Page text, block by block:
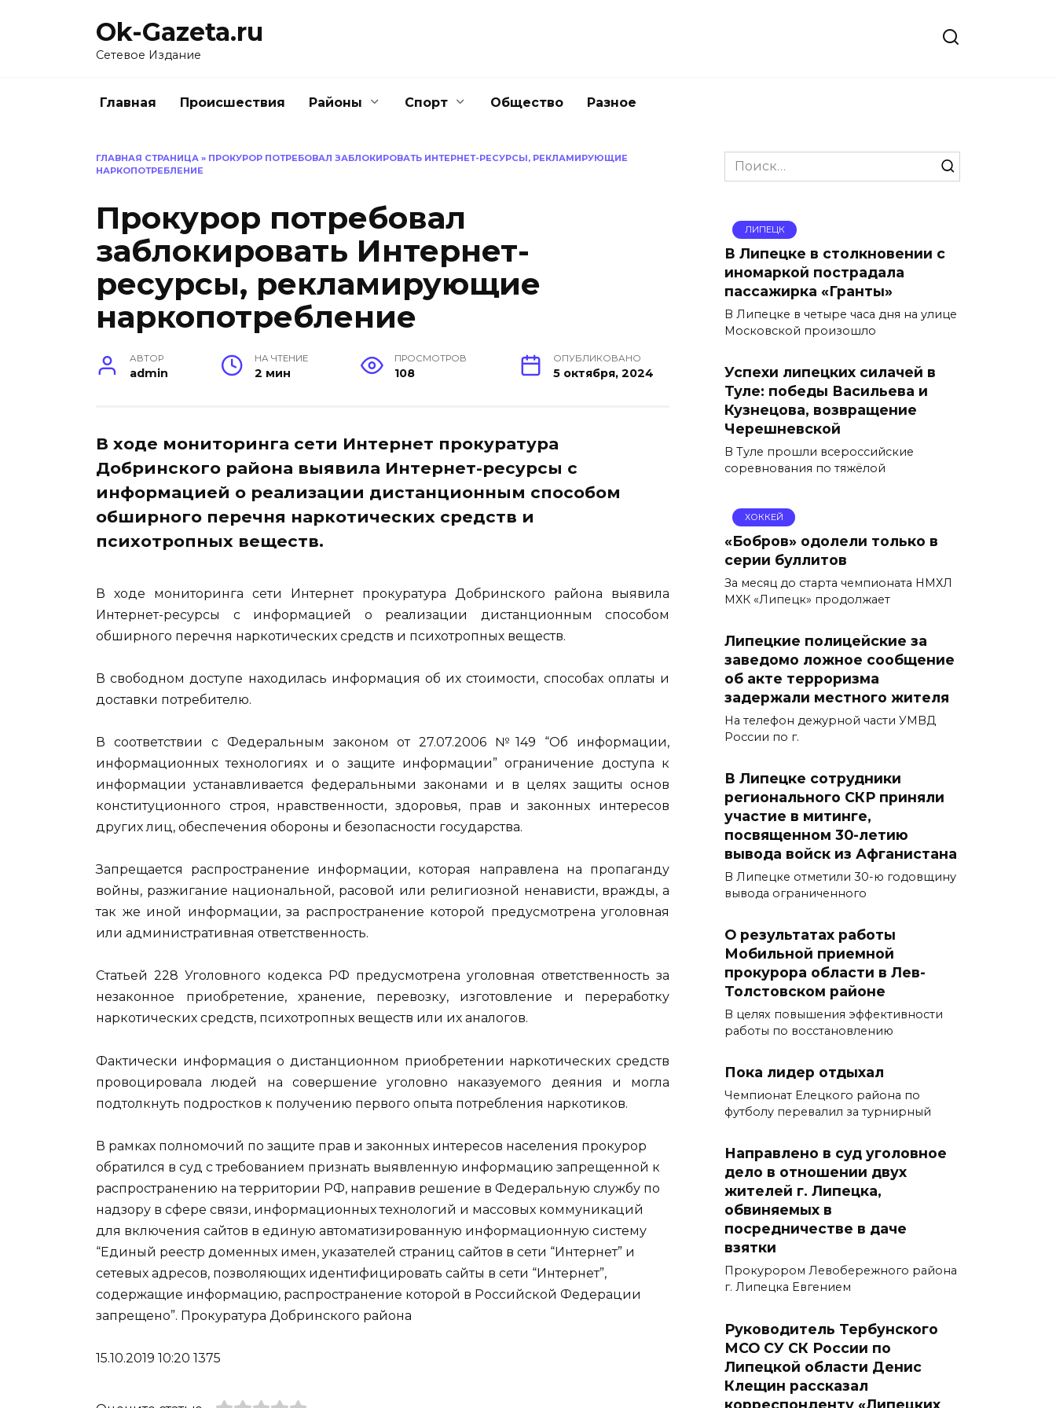
Ok-Gazeta.ru
Сетевое Издание
Главная Происшествия Районы Спорт Общество Разное
ГЛАВНАЯ СТРАНИЦА » ПРОКУРОР ПОТРЕБОВАЛ ЗАБЛОКИРОВАТЬ ИНТЕРНЕТ-РЕСУРСЫ, РЕКЛАМИРУЮЩИЕ
НАРКОПОТРЕБЛЕНИЕ
Прокурор потребовал
заблокировать Интернет-
ресурсы, рекламирующие
наркопотребление
АВТОР
admin
НА ЧТЕНИЕ
2 мин
ПРОСМОТРОВ
108
ОПУБЛИКОВАНО
5 октября, 2024
В ходе мониторинга сети Интернет прокуратура
Добринского района выявила Интернет-ресурсы с
информацией о реализации дистанционным способом
обширного перечня наркотических средств и
психотропных веществ.
В ходе мониторинга сети Интернет прокуратура Добринского района выявила
Интернет-ресурсы с информацией о реализации дистанционным способом
обширного перечня наркотических средств и психотропных веществ.
В свободном доступе находилась информация об их стоимости, способах оплаты и
доставки потребителю.
В соответствии с Федеральным законом от 27.07.2006 №149 “Об информации,
информационных технологиях и о защите информации” ограничение доступа к
информации устанавливается федеральными законами и в целях защиты основ
конституционного строя, нравственности, здоровья, прав и законных интересов
других лиц, обеспечения обороны и безопасности государства.
Запрещается распространение информации, которая направлена на пропаганду
войны, разжигание национальной, расовой или религиозной ненависти, вражды, а
так же иной информации, за распространение которой предусмотрена уголовная
или административная ответственность.
Статьей 228 Уголовного кодекса РФ предусмотрена уголовная ответственность за
незаконное приобретение, хранение, перевозку, изготовление и переработку
наркотических средств, психотропных веществ или их аналогов.
Фактически информация о дистанционном приобретении наркотических средств
провоцировала людей на совершение уголовно наказуемого деяния и могла
подтолкнуть подростков к получению первого опыта потребления наркотиков.
В рамках полномочий по защите прав и законных интересов населения прокурор
обратился в суд с требованием признать выявленную информацию запрещенной к
распространению на территории РФ, направив решение в Федеральную службу по
надзору в сфере связи, информационных технологий и массовых коммуникаций
для включения сайтов в единую автоматизированную информационную систему
“Единый реестр доменных имен, указателей страниц сайтов в сети “Интернет” и
сетевых адресов, позволяющих идентифицировать сайты в сети “Интернет”,
содержащие информацию, распространение которой в Российской Федерации
запрещено”. Прокуратура Добринского района
15.10.2019 10:20 1375
Search
for:
ЛИПЕЦК
В Липецке в столкновении с
иномаркой пострадала
пассажирка «Гранты»
В Липецке в четыре часа дня на улице
Московской произошло
Успехи липецких силачей в
Туле: победы Васильева и
Кузнецова, возвращение
Черешневской
В Туле прошли всероссийские
соревнования по тяжёлой
ХОККЕЙ
«Бобров» одолели только в
серии буллитов
За месяц до старта чемпионата НМХЛ
МХК «Липецк» продолжает
Липецкие полицейские за
заведомо ложное сообщение
об акте терроризма
задержали местного жителя
На телефон дежурной части УМВД
России по г.
В Липецке сотрудники
регионального СКР приняли
участие в митинге,
посвященном 30-летию
вывода войск из Афганистана
В Липецке отметили 30-ю годовщину
вывода ограниченного
О результатах работы
Мобильной приемной
прокурора области в Лев-
Толстовском районе
В целях повышения эффективности
работы по восстановлению
Пока лидер отдыхал
Чемпионат Елецкого района по
футболу перевалил за турнирный
Направлено в суд уголовное
дело в отношении двух
жителей г. Липецка,
обвиняемых в
посредничестве в даче
взятки
Прокурором Левобережного района
г. Липецка Евгением
Руководитель Тербунского
МСО СУ СК России по
Липецкой области Денис
Клещин рассказал
корреспонденту «Липецких